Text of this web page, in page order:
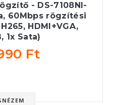
- DS-7108NI-
60Mbps rögzítési
HDMI+VGA,
1x Sata)
Ft